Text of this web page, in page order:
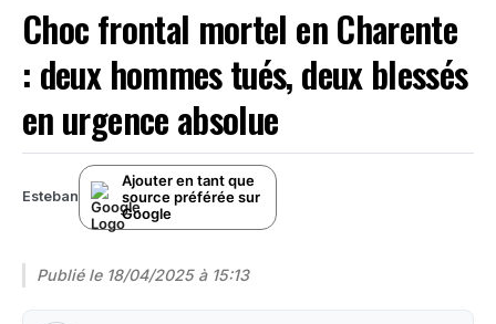
Choc frontal mortel en Charente
: deux hommes tués, deux blessés
en urgence absolue
Esteban
Ajouter en tant que
source préférée sur
Google
Publié le 18/04/2025 à 15:13